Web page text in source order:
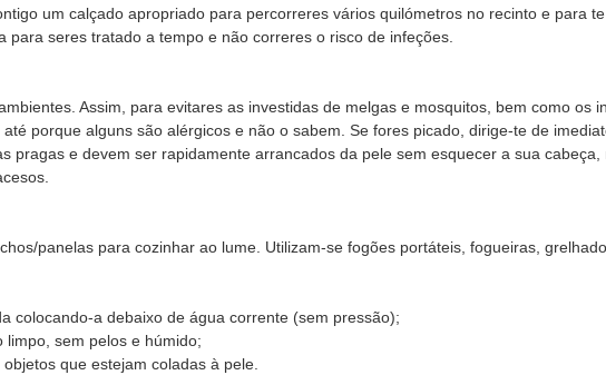
um calçado apropriado para percorreres vários quilómetros no recinto e para
para seres tratado a tempo e não correres o risco de infeções.
Assim, para evitares as investidas de melgas e mosquitos, bem como os
porque alguns são alérgicos e não o sabem. Se fores picado, dirige-te de
pragas e devem ser rapidamente arrancados da pele sem esquecer a sua
panelas para cozinhar ao lume. Utilizam-se fogões portáteis, fogueiras,
colocando-a debaixo de água corrente (sem pressão);
sem pelos e húmido;
que estejam coladas à pele.